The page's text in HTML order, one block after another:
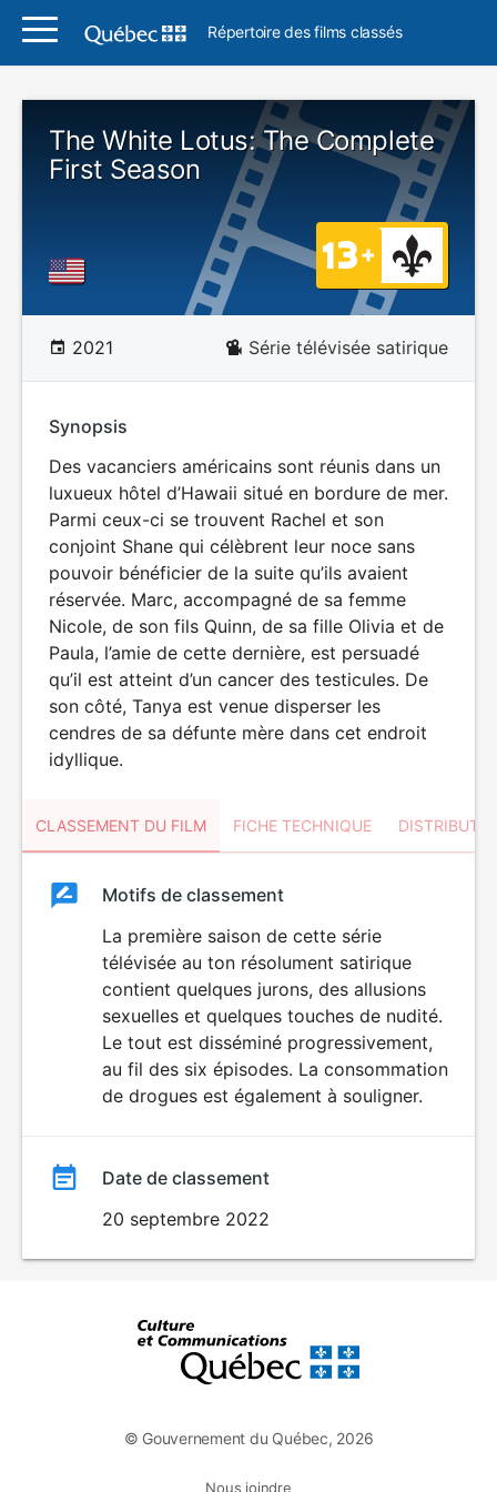
Répertoire des films classés
The White Lotus: The Complete
First Season
2021 Série télévisée satirique
Synopsis
Des vacanciers américains sont réunis dans un
luxueux hôtel d’Hawaii situé en bordure de mer.
Parmi ceux-ci se trouvent Rachel et son
conjoint Shane qui célèbrent leur noce sans
pouvoir bénéficier de la suite qu’ils avaient
réservée. Marc, accompagné de sa femme
Nicole, de son fils Quinn, de sa fille Olivia et de
Paula, l’amie de cette dernière, est persuadé
qu’il est atteint d’un cancer des testicules. De
son côté, Tanya est venue disperser les
cendres de sa défunte mère dans cet endroit
idyllique.
CLASSEMENT DU FILM FICHE TECHNIQUE
ClassementClassement
Motifs de classement
La première saison de cette série
télévisée au ton résolument satirique
contient quelques jurons, des allusions
sexuelles et quelques touches de nudité.
Le tout est disséminé progressivement,
au fil des six épisodes. La consommation
de drogues est également à souligner.
Date de classement
20 septembre 2022
© Gouvernement du Québec, 2026
Nous joindre